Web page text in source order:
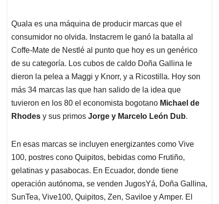
Quala es una máquina de producir marcas que el
consumidor no olvida. Instacrem le ganó la batalla al
Coffe-Mate de Nestlé al punto que hoy es un genérico
de su categoría. Los cubos de caldo Doña Gallina le
dieron la pelea a Maggi y Knorr, y a Ricostilla. Hoy son
más 34 marcas las que han salido de la idea que
tuvieron en los 80 el economista bogotano Michael de
Rhodes y sus primos Jorge y Marcelo León Dub.
En esas marcas se incluyen energizantes como Vive
100, postres cono Quipitos, bebidas como Frutiño,
gelatinas y pasabocas. En Ecuador, donde tiene
operación autónoma, se venden JugosYá, Doña Gallina,
SunTea, Vive100, Quipitos, Zen, Saviloe y Amper. El